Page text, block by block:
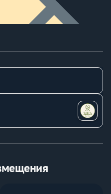
апарт-комплексе